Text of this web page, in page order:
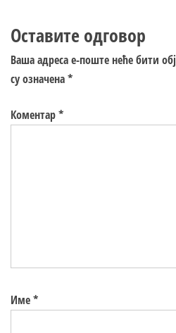
Оставите одговор
Ваша адреса е-поште неће бити
су означена*
Коментар*
Име*